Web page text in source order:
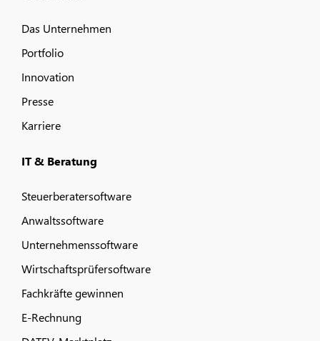
Das Unternehmen
Portfolio
Innovation
Presse
Karriere
IT & Beratung
Steuerberatersoftware
Anwaltssoftware
Unternehmenssoftware
Wirtschaftsprüfersoftware
Fachkräfte gewinnen
E-Rechnung